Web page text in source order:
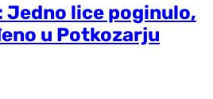
Jedno lice poginulo,
u Potkozarju